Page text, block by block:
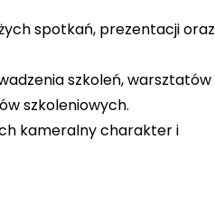
spotkań, prezentacji oraz
szkoleń, warsztatów
szkoleniowych.
kameralny charakter i